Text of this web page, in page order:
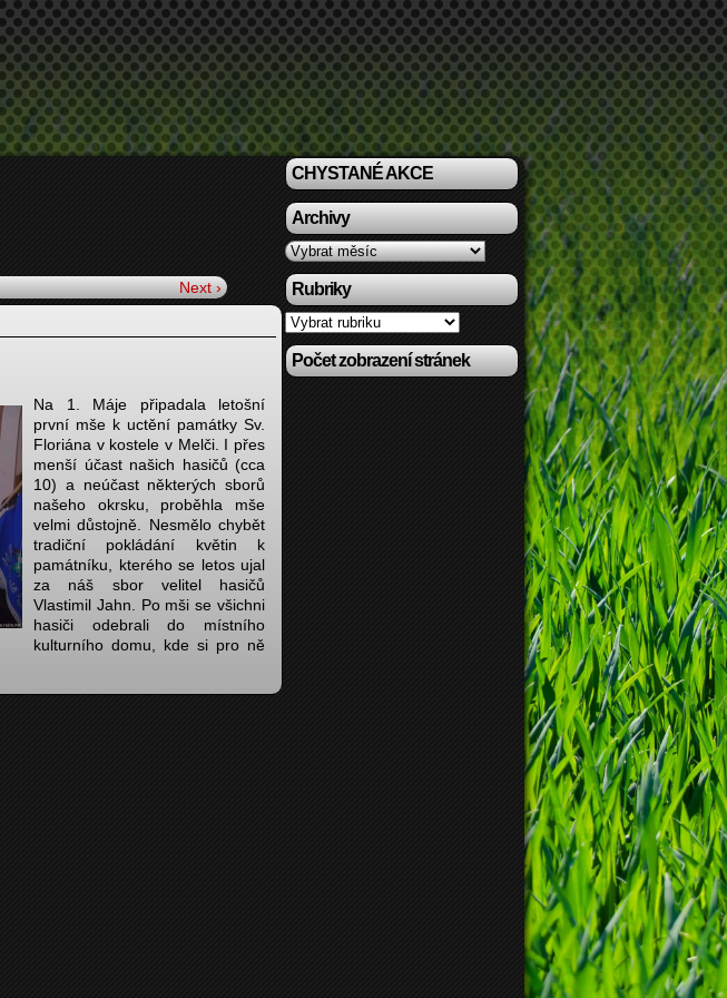
Next ›
Na 1. Máje připadala letošní
první mše k uctění památky Sv.
Floriána v kostele v Melči. I přes
menší účast našich hasičů (cca
10) a neúčast některých sborů
našeho okrsku, proběhla mše
velmi důstojně. Nesmělo chybět
tradiční pokládání květin k
památníku, kterého se letos ujal
za náš sbor velitel hasičů
Vlastimil Jahn. Po mši se všichni
hasiči odebrali do místního
kulturního domu, kde si pro ně
CHYSTANÉ AKCE
Archivy
Archivy
Rubriky
Rubriky
Počet zobrazení stránek